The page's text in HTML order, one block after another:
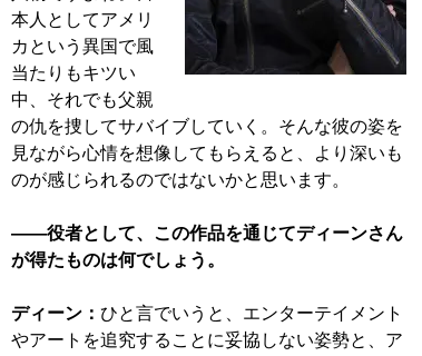
本人としてアメリ
カという異国で風
当たりもキツい
中、それでも父親
の仇を捜してサバイブしていく。そんな彼の姿を
見ながら心情を想像してもらえると、より深いも
のが感じられるのではないかと思います。
――役者として、この作品を通じてディーンさん
が得たものは何でしょう。
ディーン： ひと言でいうと、エンターテイメント
やアートを追究することに妥協しない姿勢と、ア